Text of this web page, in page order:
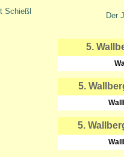
Schießl Der
5.
5.
5.